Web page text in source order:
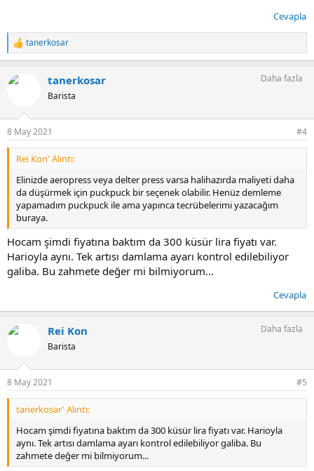
Cevapla
T
e
k
tanerkosar
tanerkosar
Barista
Daha fazla
8 May 2021 #4
Rei Kon' Alıntı:
Elinizde aeropress veya delter press varsa halihazırda maliyeti daha
da düşürmek için puckpuck bir seçenek olabilir. Henüz demleme
yapamadım puckpuck ile ama yapınca tecrübelerimi yazacağım
buraya.
Hocam şimdi fiyatına baktım da 300 küsür lira fiyatı var.
Harioyla aynı. Tek artısı damlama ayarı kontrol edilebiliyor
galiba. Bu zahmete değer mi bilmiyorum...
Cevapla
Rei Kon
Barista
Daha fazla
8 May 2021 #5
tanerkosar' Alıntı:
Hocam şimdi fiyatına baktım da 300 küsür lira fiyatı var. Harioyla
aynı. Tek artısı damlama ayarı kontrol edilebiliyor galiba. Bu
zahmete değer mi bilmiyorum...